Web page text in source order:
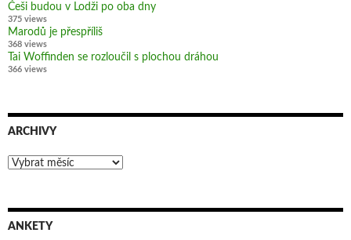
Češi budou v Lodži po oba dny
375 views
Marodů je přespříliš
368 views
Tai Woffinden se rozloučil s plochou dráhou
366 views
ARCHIVY
Archivy
ANKETY